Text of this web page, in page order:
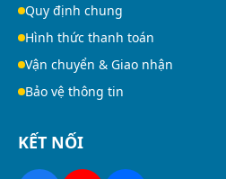
Quy định chung
Hình thức thanh toán
Vận chuyển & Giao nhận
Bảo vệ thông tin
KẾT NỐI